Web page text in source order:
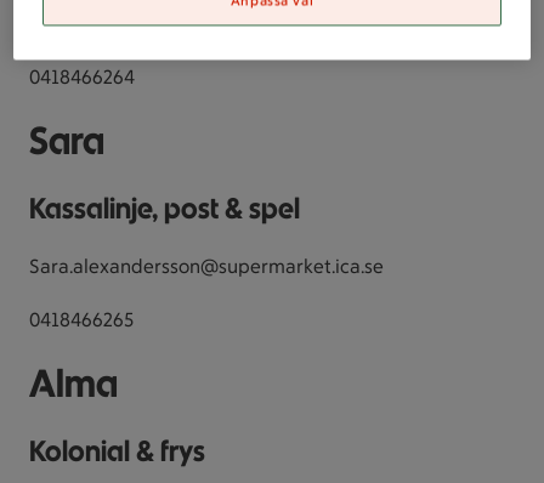
isabelle.malmsten@supermarket.ica.se
0418466264
Sara
Kassalinje, post & spel
Sara.alexandersson@supermarket.ica.se
0418466265
Alma
Kolonial & frys